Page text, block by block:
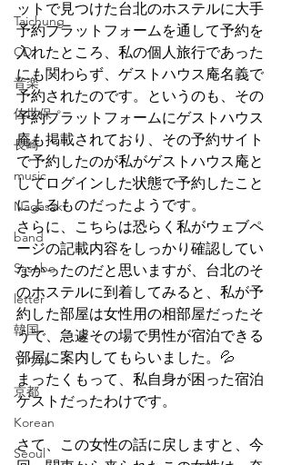
Taichung
CD
音楽
佐世保
長崎
music
Nagasaki
band
Sasebo
letter
韓国
ソウル
京都
Korean
Seoul
ットで見つけた台北のホステルに大手
予約プラットフォームを通して予約を
入れたところ、私の個人旅行であった
にも関わらず、ゲストハウス庵名義で
予約されたのです。というのも、その
予約プラットフォームにゲストハウス
庵も掲載されており、その予約サイト
で予約したのが私がゲストハウス庵と
してログインした状態で予約したこと
によるものだったようです。
さらに、こちらは恐らく私がウェブペ
ージの記載内容をしっかり確認してい
なかったのだと思いますが、台北のそ
のホステルに到着してみると、私が予
約した部屋は女性用の相部屋だったそ
うで、急遽その場で男性が宿泊できる
部屋に案内してもらいました。💦
まったくもって、私自身が困った宿泊
ゲストだったわけです。
さて、この女性の話に戻しますと、今